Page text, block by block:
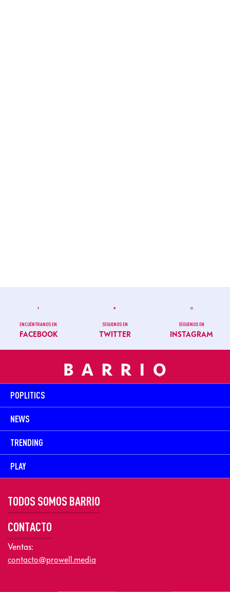
ENCUÉNTRANOS EN
FACEBOOK
SÍGUENOS EN
TWITTER
SÍGUENOS EN
INSTAGRAM
POPLITICS
NEWS
TRENDING
PLAY
TODOS SOMOS BARRIO
CONTACTO
Ventas:
contacto@prowell.media